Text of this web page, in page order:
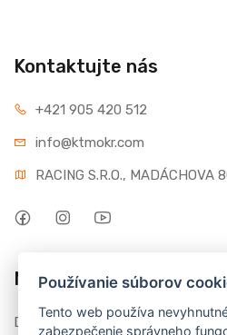
Kontaktujte nás
+421 905 420 512
info@ktmokr.com
RACING S.R.O., MADÁCHOVA
Môj účet
Dashboard
Používanie súborov
Tento web používa
zabezpečenie správneho